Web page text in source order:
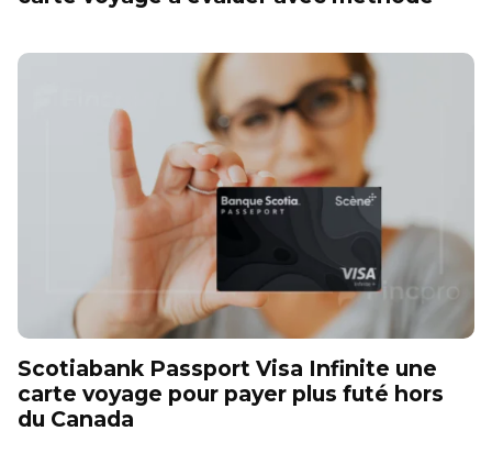
Scotiabank Passport Visa Infinite une
carte voyage pour payer plus futé hors
du Canada